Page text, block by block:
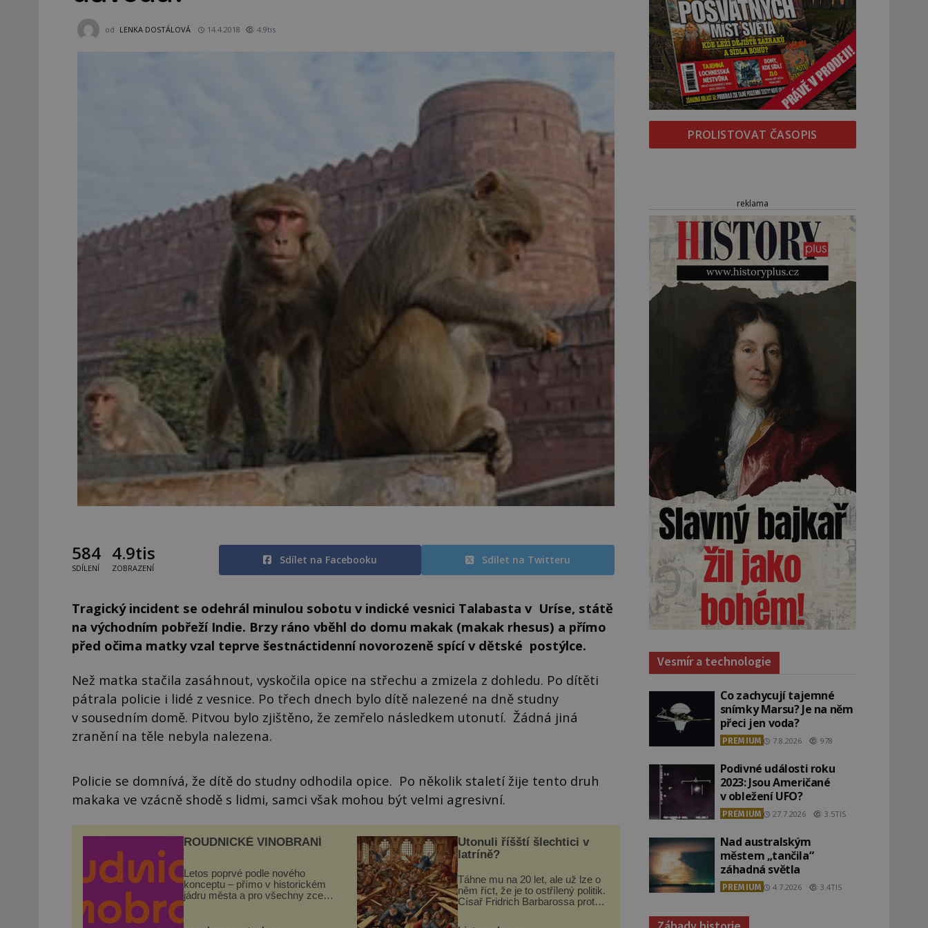
od LENKA DOSTÁLOVÁ 14.4.2018 4.9tis
584
SDÍLENÍ
4.9tis
ZOBRAZENÍ
Sdílet na Facebooku Sdílet na Twitteru
Tragický incident se odehrál minulou sobotu v indické vesnici Talabasta v Uríse, státě
na východním pobřeží Indie. Brzy ráno vběhl do domu makak (makak rhesus) a přímo
před očima matky vzal teprve šestnáctidenní novorozeně spící v dětské postýlce.
Než matka stačila zasáhnout, vyskočila opice na střechu a zmizela z dohledu. Po dítěti
pátrala policie i lidé z vesnice. Po třech dnech bylo dítě nalezené na dně studny
v sousedním domě. Pitvou bylo zjištěno, že zemřelo následkem utonutí. Žádná jiná
zranění na těle nebyla nalezena.
Policie se domnívá, že dítě do studny odhodila opice. Po několik staletí žije tento druh
makaka ve vzácně shodě s lidmi, samci však mohou být velmi agresivní.
ROUDNICKÉ VINOBRANÍ
Letos poprvé podle nového
konceptu – přímo v historickém
jádru města a pro všechny zcela
Utonuli říšští šlechtici v
latríně?
Táhne mu na 20 let, ale už lze o
něm říct, že je to ostřílený politik.
Císař Fridrich Barbarossa proto
PROLISTOVAT ČASOPIS
reklama
Vesmír a technologie
Co zachycují tajemné
snímky Marsu? Je na něm
přeci jen voda?
PREMIUM 7.8.2026 978
Podivné události roku
2023: Jsou Američané
v obležení UFO?
PREMIUM 27.7.2026 3.5TIS
Nad australským
městem „tančila“
záhadná světla
PREMIUM 4.7.2026 3.4TIS